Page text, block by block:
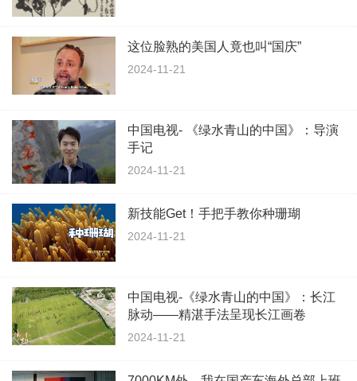
这位脸熟的美国人竟也叫“国庆”
2024-11-21
中国电视- 《绿水青山的中国》：导演
手记
2024-11-21
新技能Get！手把手教你种珊瑚
2024-11-21
中国电视-《绿水青山的中国》：长江
脉动——精湛手法呈现长江画卷
2024-11-21